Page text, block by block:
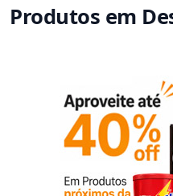
Produtos em